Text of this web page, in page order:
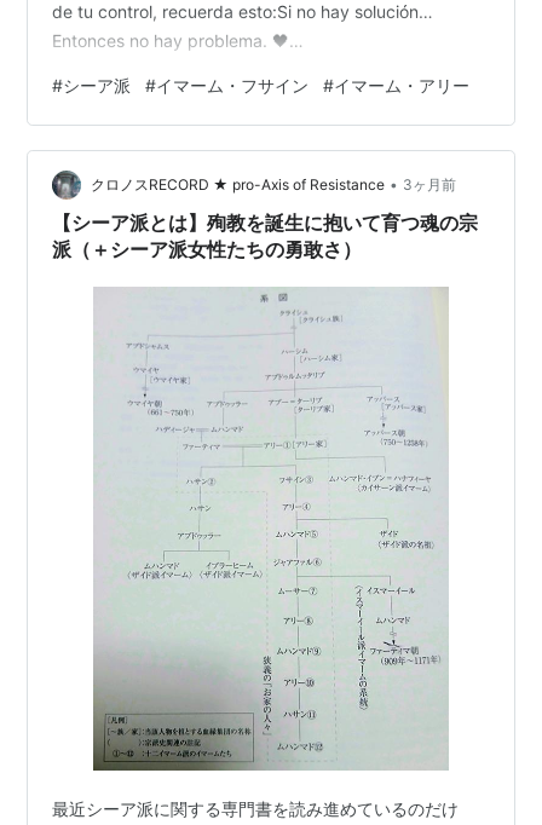
de tu control, recuerda esto:Si no hay solución…
Entonces no hay problema. 🖤
(@Qantico_nxe) 2026年5月17日 避けられない悲劇とい
うものがあります。人生があなたのコントロールを超え
た問題をもた…
#シーア派 #イマーム・フサイン #イマーム・アリー
クロノスRECORD ★ pro-Axis of Resistance • 3ヶ月前
【シーア派とは】殉教を誕生に抱いて育つ魂の宗
派（＋シーア派女性たちの勇敢さ）
最近シーア派に関する専門書を読み進めているのだけ